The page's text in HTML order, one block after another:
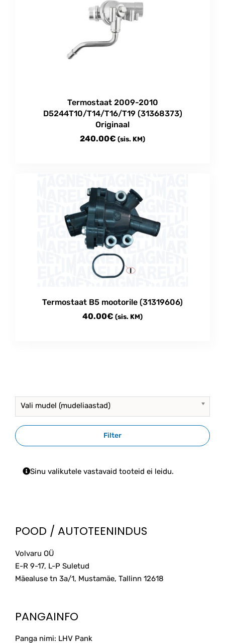
Termostaat 2009-2010
D5244T10/T14/T16/T19 (31368373)
Originaal
240.00€ (sis. KM)
Termostaat B5 mootorile (31319606)
40.00€ (sis. KM)
Vali mudel (mudeliaastad)
Filter
Sinu valikutele vastavaid tooteid ei leidu.
POOD / AUTOTEENINDUS
Volvaru OÜ
E-R 9-17, L-P Suletud
Mäealuse tn 3a/1, Mustamäe, Tallinn 12618
PANGAINFO
Panga nimi: LHV Pank